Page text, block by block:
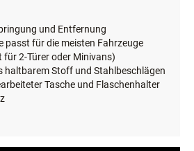
und Entfernung
passt für die meisten Fahrzeuge
für 2-Türer oder Minivans)
haltbarem Stoff und Stahlbeschlägen
Tasche und Flaschenhalter